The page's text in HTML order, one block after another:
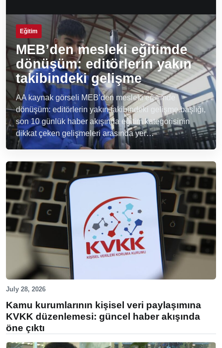
Eğitim
MEB’den mesleki eğitimde
dönüşüm: editörlerin yakın
takibindeki gelişme
AA kaynak görseli MEB’den mesleki eğitimde
dönüşüm: editörlerin yakın takibindeki gelişme başlığı,
son 10 günlük haber akışında eğitim kategorisinin
dikkat çeken gelişmeleri arasında yer…
July 28, 2026
Kamu kurumlarının kişisel veri paylaşımına
KVKK düzenlemesi: güncel haber akışında
öne çıktı